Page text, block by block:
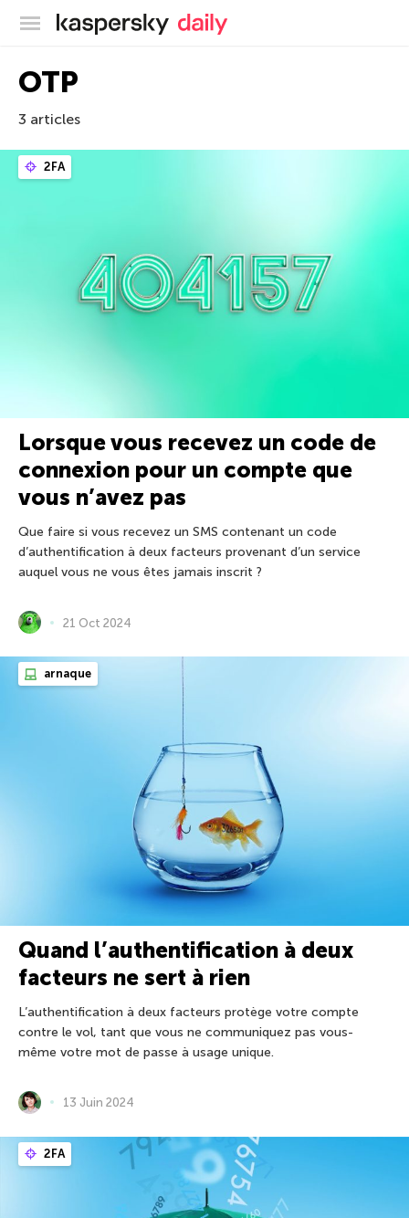
Blog officiel de Kaspersky
OTP
3 articles
2FA
Lorsque vous recevez un code de
connexion pour un compte que
vous n’avez pas
Que faire si vous recevez un SMS contenant un code
d’authentification à deux facteurs provenant d’un service
auquel vous ne vous êtes jamais inscrit ?
21 Oct 2024
arnaque
Quand l’authentification à deux
facteurs ne sert à rien
L’authentification à deux facteurs protège votre compte
contre le vol, tant que vous ne communiquez pas vous-
même votre mot de passe à usage unique.
13 Juin 2024
2FA